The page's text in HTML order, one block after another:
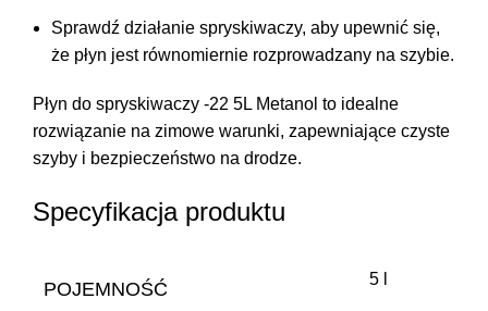
Sprawdź działanie spryskiwaczy, aby upewnić się,
że płyn jest równomiernie rozprowadzany na szybie.
Płyn do spryskiwaczy -22 5L Metanol to idealne
rozwiązanie na zimowe warunki, zapewniające czyste
szyby i bezpieczeństwo na drodze.
Specyfikacja produktu
POJEMNOŚĆ 5 l